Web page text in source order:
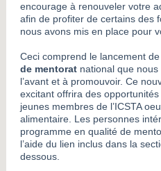
encourage à renouveler votre
afin de profiter de certains des
nous avons mis en place pour
Ceci comprend le lancement
de mentorat national que
l’avant et à promouvoir. Ce
excitant offrira des
jeunes membres de l’ICSTA
alimentaire. Les personnes
programme en qualité de
l’aide du lien inclus dans la
dessous.